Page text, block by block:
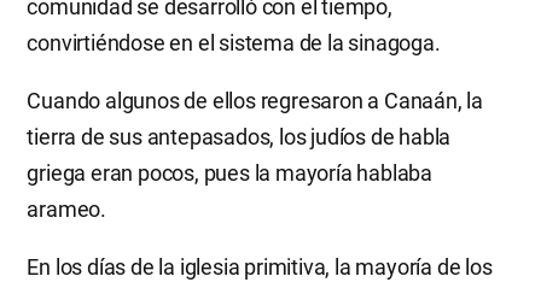
comunidad se desarrolló con el tiempo,
convirtiéndose en el sistema de la sinagoga.
Cuando algunos de ellos regresaron a Canaán, la
tierra de sus antepasados, los judíos de habla
griega eran pocos, pues la mayoría hablaba
arameo.
En los días de la iglesia primitiva, la mayoría de los